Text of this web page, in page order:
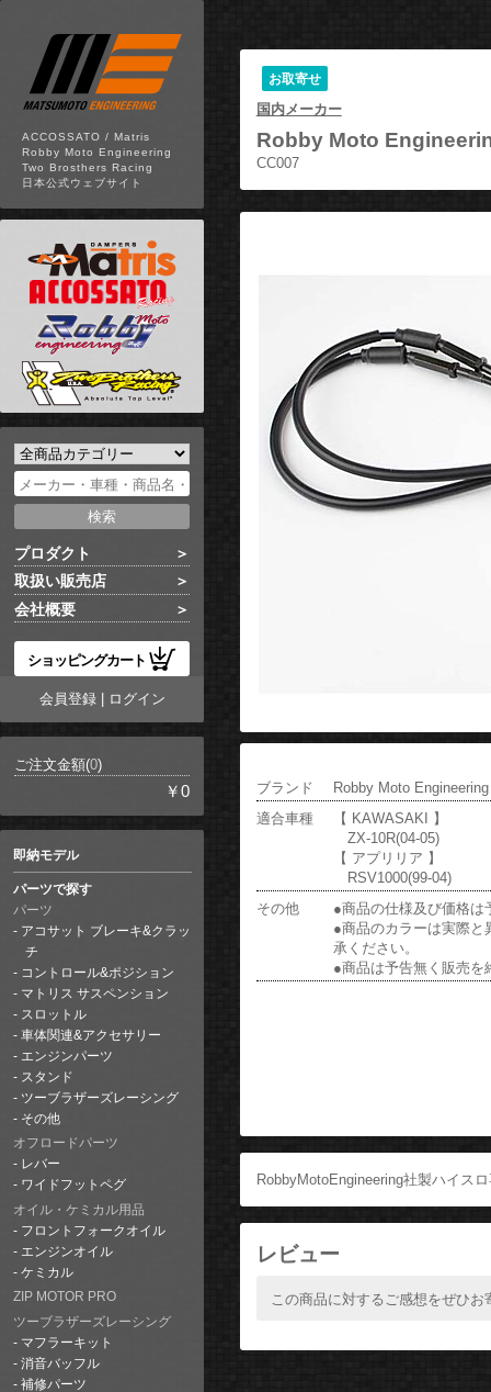
ACCOSSATO / Matris
Robby Moto Engineering
Two Brosthers Racing
日本公式ウェブサイト
プロダクト
取扱い販売店
会社概要
ショッピングカート
会員登録| ログイン
ご注文金額(0)
￥0
即納モデル
パーツで探す
パーツ
アコサット ブレーキ&クラッ
チ
コントロール&ポジション
マトリス サスペンション
スロットル
車体関連&アクセサリー
エンジンパーツ
スタンド
ツーブラザーズレーシング
その他
オフロードパーツ
レバー
ワイドフットペグ
オイル・ケミカル用品
フロントフォークオイル
エンジンオイル
ケミカル
ZIP MOTOR PRO
ツーブラザーズレーシング
マフラーキット
消音バッフル
補修パーツ
お取寄せ
国内メーカー
Robby Moto
CC007
ブランド
Robby Moto Engineering
適合車種
【 KAWASAKI 】
ZX-10R(04-05)
【 アプリリア 】
RSV1000(99-04)
その他
●商品の仕様及び価格は
●商品のカラーは実際と
承ください。
●商品は予告無く販売を
RobbyMotoEngineering社製ハイス
レビュー
この商品に対するご感想をぜひお